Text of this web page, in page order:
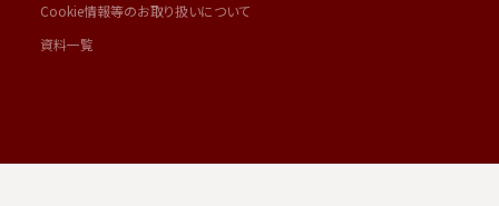
Cookie情報等のお取り扱いについて
資料一覧